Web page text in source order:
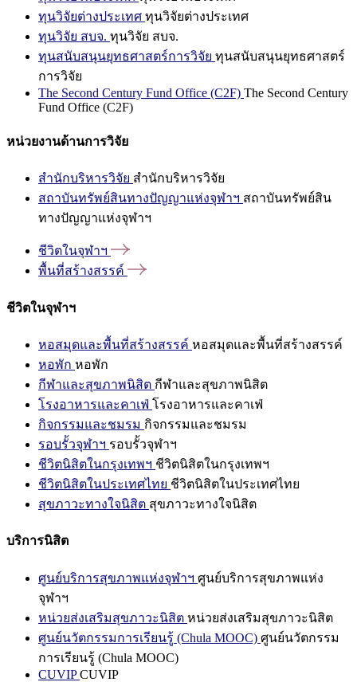
ทุนวิจัยต่างประเทศ ทุนวิจัยต่างประเทศ
ทุนวิจัย สบจ. ทุนวิจัย สบจ.
ทุนสนับสนุนยุทธศาสตร์การวิจัย ทุนสนับสนุนยุทธศาสตร์
การวิจัย
The Second Century Fund Office (C2F) The Second Century
Fund Office (C2F)
หน่วยงานด้านการวิจัย
สำนักบริหารวิจัย สำนักบริหารวิจัย
สถาบันทรัพย์สินทางปัญญาแห่งจุฬาฯ สถาบันทรัพย์สิน
ทางปัญญาแห่งจุฬาฯ
ชีวิตในจุฬาฯ
พื้นที่สร้างสรรค์
ชีวิตในจุฬาฯ
หอสมุดและพื้นที่สร้างสรรค์ หอสมุดและพื้นที่สร้างสรรค์
หอพัก หอพัก
กีฬาและสุขภาพนิสิต กีฬาและสุขภาพนิสิต
โรงอาหารและคาเฟ่ โรงอาหารและคาเฟ่
กิจกรรมและชมรม กิจกรรมและชมรม
รอบรั้วจุฬาฯ รอบรั้วจุฬาฯ
ชีวิตนิสิตในกรุงเทพฯ ชีวิตนิสิตในกรุงเทพฯ
ชีวิตนิสิตในประเทศไทย ชีวิตนิสิตในประเทศไทย
สุขภาวะทางใจนิสิต สุขภาวะทางใจนิสิต
บริการนิสิต
ศูนย์บริการสุขภาพแห่งจุฬาฯ ศูนย์บริการสุขภาพแห่ง
จุฬาฯ
หน่วยส่งเสริมสุขภาวะนิสิต หน่วยส่งเสริมสุขภาวะนิสิต
ศูนย์นวัตกรรมการเรียนรู้ (Chula MOOC) ศูนย์นวัตกรรม
การเรียนรู้ (Chula MOOC)
CUVIPCUVIP